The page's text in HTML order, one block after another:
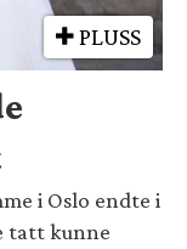
PLUSS
i Oslo endte i
tatt kunne